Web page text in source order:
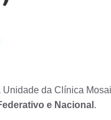
Unidade da Clínica
e Nacional .